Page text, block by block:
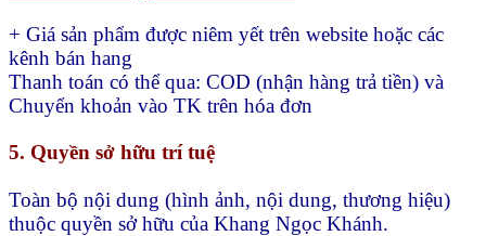
+ Giá sản phẩm được niêm yết trên website hoặc các
kênh bán hang
Thanh toán có thể qua: COD (nhận hàng trả tiền) và
Chuyển khoản vào TK trên hóa đơn
5. Quyền sở hữu trí tuệ
Toàn bộ nội dung (hình ảnh, nội dung, thương hiệu)
thuộc quyền sở hữu của Khang Ngọc Khánh.